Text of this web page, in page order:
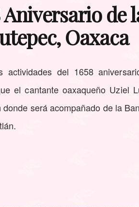
Aniversario de
Oaxaca
del 1658
el cantante oaxaqueño Uziel
será acompañado de la